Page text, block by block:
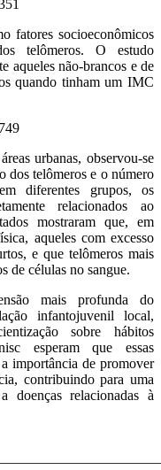
fatores socioeconômicos
telômeros. O estudo
aqueles não-brancos e de
quando tinham um IMC
urbanas, observou-se
dos telômeros e o número
diferentes grupos, os
relacionados ao
mostraram que, em
aqueles com excesso
e que telômeros mais
de células no sangue.
mais profunda do
infantojuvenil local,
sobre hábitos
esperam que essas
importância de promover
contribuindo para uma
doenças relacionadas à